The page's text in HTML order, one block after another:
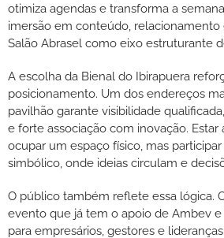
otimiza agendas e transforma a
imersão em conteúdo,
Salão Abrasel como eixo estruturante
A escolha da Bienal do Ibirapuera
posicionamento. Um dos endereços
pavilhão garante visibilidade
e forte associação com inovação. Estar
ocupar um espaço físico, mas
simbólico, onde ideias circulam e
O público também reflete essa lógica.
evento que já tem o apoio de Ambev
para empresários, gestores e